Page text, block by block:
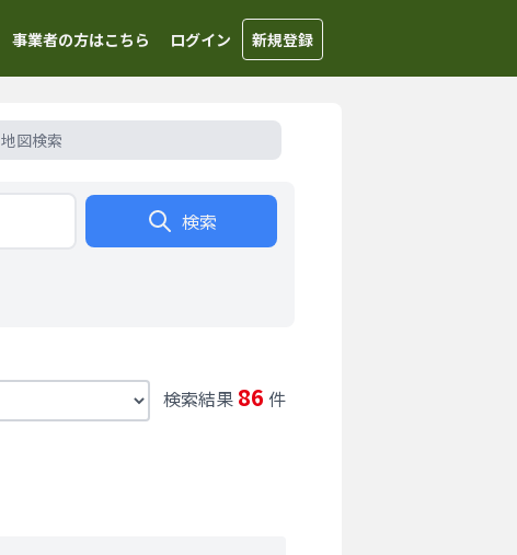
事業者の方はこちら ログイン 新規登録
地図検索
検索
検索結果 86 件